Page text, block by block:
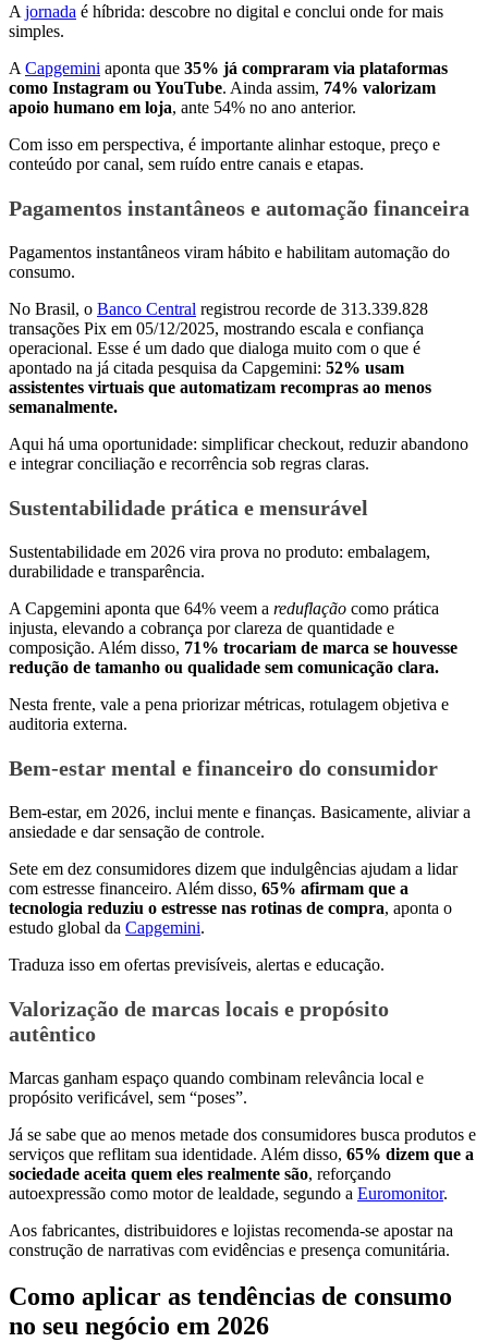
A jornada é híbrida: descobre no digital e conclui onde for mais
simples.
A Capgemini aponta que 35% já compraram via plataformas
como Instagram ou YouTube. Ainda assim, 74% valorizam
apoio humano em loja, ante 54% no ano anterior.
Com isso em perspectiva, é importante alinhar estoque, preço e
conteúdo por canal, sem ruído entre canais e etapas.
Pagamentos instantâneos e automação financeira
Pagamentos instantâneos viram hábito e habilitam automação do
consumo.
No Brasil, o Banco Central registrou recorde de 313.339.828
transações Pix em 05/12/2025, mostrando escala e confiança
operacional. Esse é um dado que dialoga muito com o que é
apontado na já citada pesquisa da Capgemini: 52% usam
assistentes virtuais que automatizam recompras ao menos
semanalmente.
Aqui há uma oportunidade: simplificar checkout, reduzir abandono
e integrar conciliação e recorrência sob regras claras.
Sustentabilidade prática e mensurável
Sustentabilidade em 2026 vira prova no produto: embalagem,
durabilidade e transparência.
A Capgemini aponta que 64% veem a reduflação como prática
injusta, elevando a cobrança por clareza de quantidade e
composição. Além disso, 71% trocariam de marca se houvesse
redução de tamanho ou qualidade sem comunicação clara.
Nesta frente, vale a pena priorizar métricas, rotulagem objetiva e
auditoria externa.
Bem-estar mental e financeiro do consumidor
Bem-estar, em 2026, inclui mente e finanças. Basicamente, aliviar a
ansiedade e dar sensação de controle.
Sete em dez consumidores dizem que indulgências ajudam a lidar
com estresse financeiro. Além disso, 65% afirmam que a
tecnologia reduziu o estresse nas rotinas de compra, aponta o
estudo global da Capgemini.
Traduza isso em ofertas previsíveis, alertas e educação.
Valorização de marcas locais e propósito
autêntico
Marcas ganham espaço quando combinam relevância local e
propósito verificável, sem “poses”.
Já se sabe que ao menos metade dos consumidores busca produtos e
serviços que reflitam sua identidade. Além disso, 65% dizem que a
sociedade aceita quem eles realmente são, reforçando
autoexpressão como motor de lealdade, segundo a Euromonitor.
Aos fabricantes, distribuidores e lojistas recomenda-se apostar na
construção de narrativas com evidências e presença comunitária.
Como aplicar as tendências de consumo
no seu negócio em 2026